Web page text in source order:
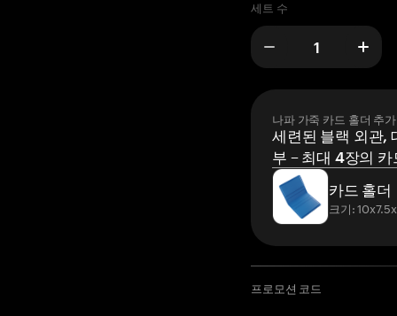
세트 수
나파 가죽 카드 홀더 추가
세련된 블랙 외관,
부 – 최대 4장의
카드 홀더
크기:
프로모션 코드